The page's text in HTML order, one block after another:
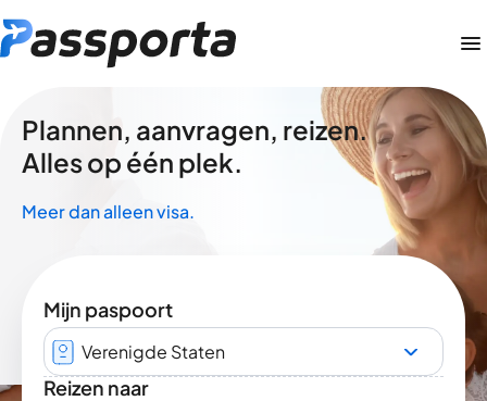
Plannen, aanvragen, reizen.
Alles op één plek.
Meer dan alleen visa.
Mijn paspoort
Verenigde Staten
Reizen naar